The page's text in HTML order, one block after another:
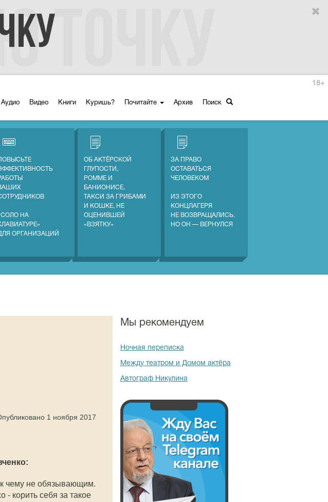
Аудио Видео Книги Куришь? Почитайте Архив Поиск
18+
ПОВЫСЬТЕ
НА
ОРГАНИЗАЦИЙ
ОБ АКТЁРСКОЙ
ГЛУПОСТИ,
РОММЕ И
БАНИОНИСЕ,
ТАКСИ ЗА ГРИБАМИ
И КОШКЕ, НЕ
ОЦЕНИВШЕЙ
«ВЗЯТКУ»
ЗА ПРАВО
ОСТАВАТЬСЯ
ЧЕЛОВЕКОМ
ИЗ ЭТОГО
КОНЦЛАГЕРЯ
НЕ ВОЗВРАЩАЛИСЬ.
НО ОН — ВЕРНУЛСЯ
1 ноября 2017
чему не обязывающим.
корить себя за такое
Мы рекомендуем
Ночная переписка
Между театром и Домом актёра
Автограф Никулина